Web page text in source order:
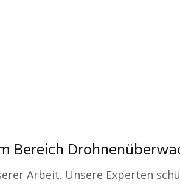
Bereich
Arbeit. Unsere Experten